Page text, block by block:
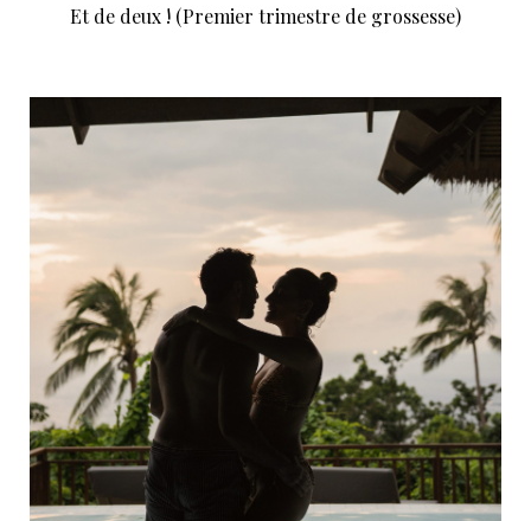
Et de deux ! (Premier trimestre de grossesse)